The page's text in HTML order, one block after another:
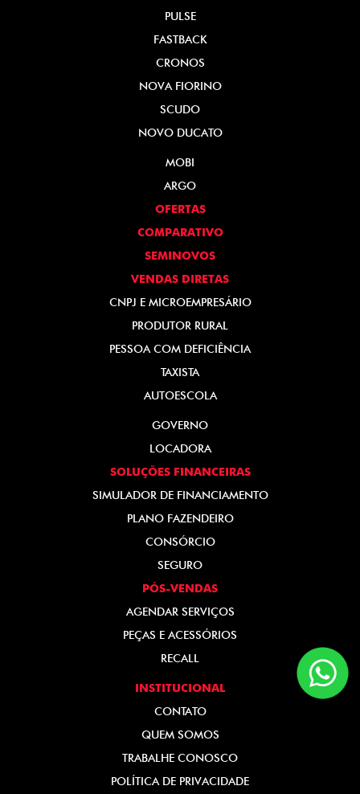
PULSE
FASTBACK
CRONOS
NOVA FIORINO
SCUDO
NOVO DUCATO
MOBI
ARGO
OFERTAS
COMPARATIVO
SEMINOVOS
VENDAS DIRETAS
CNPJ E MICROEMPRESÁRIO
PRODUTOR RURAL
PESSOA COM DEFICIÊNCIA
TAXISTA
AUTOESCOLA
GOVERNO
LOCADORA
SOLUÇÕES FINANCEIRAS
SIMULADOR DE FINANCIAMENTO
PLANO FAZENDEIRO
CONSÓRCIO
SEGURO
PÓS-VENDAS
AGENDAR SERVIÇOS
PEÇAS E ACESSÓRIOS
RECALL
INSTITUCIONAL
CONTATO
QUEM SOMOS
TRABALHE CONOSCO
POLÍTICA DE PRIVACIDADE